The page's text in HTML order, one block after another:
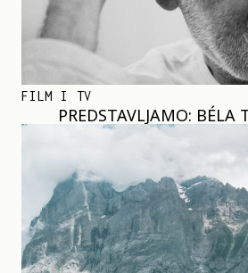
FILM I TV
PREDSTAVLJAMO: BÉLA